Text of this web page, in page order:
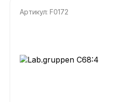
мощности.
Артикул: F0172